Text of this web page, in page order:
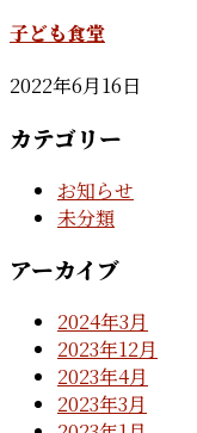
子ども食堂
2022年6月16日
カテゴリー
お知らせ
未分類
アーカイブ
2024年3月
2023年12月
2023年4月
2023年3月